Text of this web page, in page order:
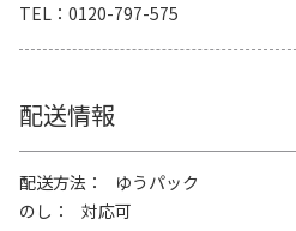
TEL
0120-797-575
配送情報
配送方法
ゆうパック
のし
対応可